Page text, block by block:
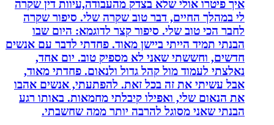
איך פיטרו אולי שלא בצדק מהעבודה,עיוות דין שקרה
לי במהלך החיים, דבר טוב שקרה שלי. סיפור שקרה
לחבר הכי טוב שלי. סיפור קצר לדוגמא: היום שבו
הבנתי תמיד הייתי ביישן מאוד. פחדתי לדבר עם אנשים
חדשים, וחששתי שאני לא מספיק טוב. יום אחד,
נאלצתי לעמוד מול קהל גדול ולנאום. פחדתי מאוד,
אבל עשיתי את זה בכל זאת. להפתעתי, אנשים אהבו
את הנאום שלי, ואפילו קיבלתי מחמאות. באותו רגע
הבנתי שאני מסוגל להרבה יותר ממה שחשבתי.